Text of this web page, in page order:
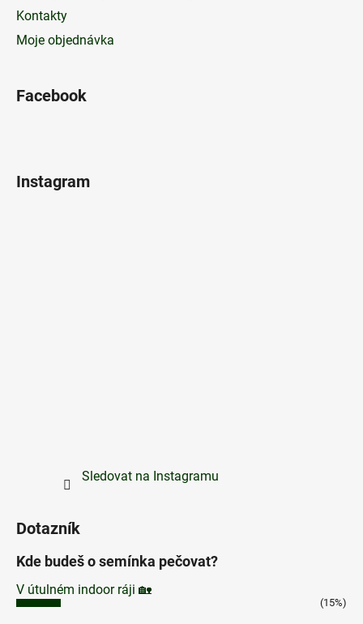
Kontakty
Moje objednávka
Facebook
Instagram
Sledovat na Instagramu
Dotazník
Kde budeš o semínka pečovat?
V útulném indoor ráji 🏡
(15%)